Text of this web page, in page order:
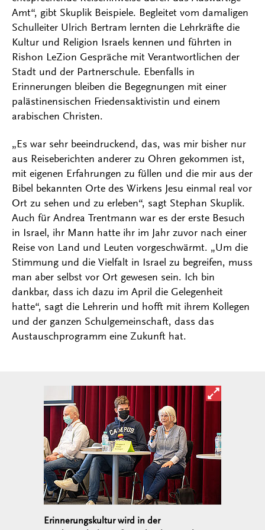
Amt“, gibt Skuplik Beispiele. Begleitet vom damaligen
Schulleiter Ulrich Bertram lernten die Lehrkräfte die
Kultur und Religion Israels kennen und führten in
Rishon LeZion Gespräche mit Verantwortlichen der
Stadt und der Partnerschule. Ebenfalls in
Erinnerungen bleiben die Begegnungen mit einer
palästinensischen Friedensaktivistin und einem
arabischen Christen.
„Es war sehr beeindruckend, das, was mir bisher nur
aus Reiseberichten anderer zu Ohren gekommen ist,
mit eigenen Erfahrungen zu füllen und die mir aus der
Bibel bekannten Orte des Wirkens Jesu einmal real vor
Ort zu sehen und zu erleben“, sagt Stephan Skuplik.
Auch für Andrea Trentmann war es der erste Besuch
in Israel, ihr Mann hatte ihr im Jahr zuvor nach einer
Reise von Land und Leuten vorgeschwärmt. „Um die
Stimmung und die Vielfalt in Israel zu begreifen, muss
man aber selbst vor Ort gewesen sein. Ich bin
dankbar, dass ich dazu im April die Gelegenheit
hatte“, sagt die Lehrerin und hofft mit ihrem Kollegen
und der ganzen Schulgemeinschaft, dass das
Austauschprogramm eine Zukunft hat.
Bild in
Erinnerungskultur wird in der